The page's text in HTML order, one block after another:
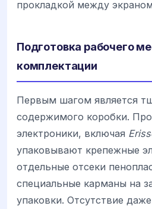
прокладкой между
Подготовка рабочего
комплектации
Первым шагом является
содержимого коробки.
электроники, включая
упаковывают крепежные
отдельные отсеки
специальные карманы на
упаковки. Отсутствие